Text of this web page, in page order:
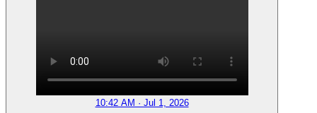
10:42 AM · Jul 1, 2026